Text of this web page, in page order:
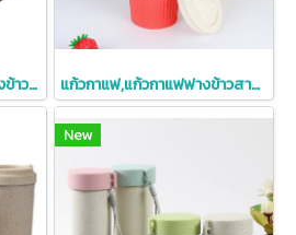
แก้วกาแฟ,แก้วพลาสติกฟางข้าวสาลี,แก้วกาแฟสองชั้น,แก้วกาแฟฟางข้าวสาลี,16oz แก้วกาแฟ,แก้วกาแฟฟางข้าวสาลี,ราคาถูก
New